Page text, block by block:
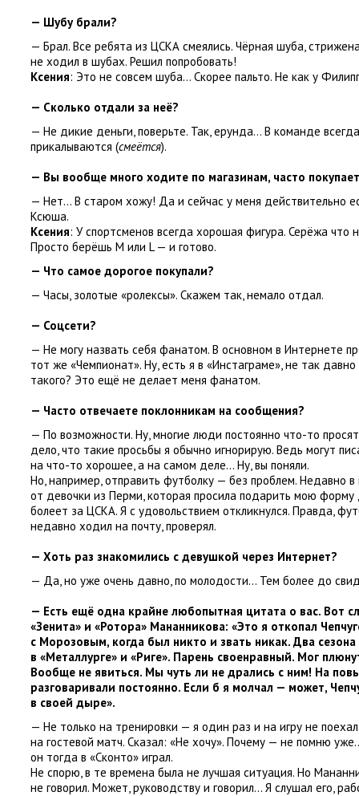
— Шубу брали?
— Брал. Все ребята из ЦСКА смеялись. Чёрная шуба,
не ходил в шубах. Решил попробовать!
Ксения: Это не совсем шуба… Скорее пальто. Не как у
— Сколько отдали за неё?
— Не дикие деньги, поверьте. Так, ерунда… В команде
прикалываются (смеётся).
— Вы вообще много ходите по магазинам, часто
— Нет… В старом хожу! Да и сейчас у меня действительно
Ксюша.
Ксения: У спортсменов всегда хорошая фигура. Серёжа
Просто берёшь M или L — и готово.
— Что самое дорогое покупали?
— Часы, золотые «ролексы». Скажем так, немало отдал.
— Соцсети?
— Не могу назвать себя фанатом. В основном в Интернете
тот же «Чемпионат». Ну, есть я в «Инстаграме», не так давно
такого? Это ещё не делает меня фанатом.
— Часто отвечаете поклонникам на сообщения?
— По возможности. Ну, многие люди постоянно что-то просят
дело, что такие просьбы я обычно игнорирую. Ведь могут
на что-то хорошее, а на самом деле… Ну, вы поняли.
Но, например, отправить футболку — без проблем. Недавно в
от девочки из Перми, которая просила подарить мою
болеет за ЦСКА. Я с удовольствием откликнулся. Правда,
недавно ходил на почту, проверял.
— Хоть раз знакомились с девушкой через Интернет?
— Да, но уже очень давно, по молодости… Тем более до
— Есть ещё одна крайне любопытная цитата о вас. Вот
«Зенита» и «Ротора» Мананникова: «Это я откопал
с Морозовым, когда был никто и звать никак. Два
в «Металлурге» и «Риге». Парень своенравный. Мог
Вообще не явиться. Мы чуть ли не дрались с ним! На
разговаривали постоянно. Если б я молчал — может,
в своей дыре».
— Не только на тренировки — я один раз и на игру не
на гостевой матч. Сказал: «Не хочу». Почему — не помню
он тогда в «Сконто» играл.
Не спорю, в те времена была не лучшая ситуация. Но
не говорил. Может, руководству и говорил… Я слушал его,